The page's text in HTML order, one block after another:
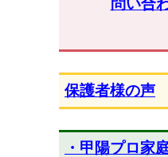
保護者様の声
・甲陽プロ家